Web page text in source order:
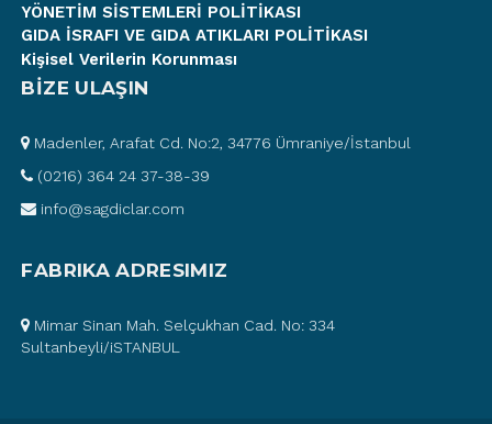
YÖNETİM SİSTEMLERİ POLİTİKASI
GIDA İSRAFI VE GIDA ATIKLARI POLİTİKASI
Kişisel Verilerin Korunması
BİZE ULAŞIN
Madenler, Arafat Cd. No:2, 34776 Ümraniye/İstanbul
(0216) 364 24 37-38-39
info@sagdiclar.com
FABRIKA ADRESIMIZ
Mimar Sinan Mah. Selçukhan Cad. No: 334
Sultanbeyli/iSTANBUL